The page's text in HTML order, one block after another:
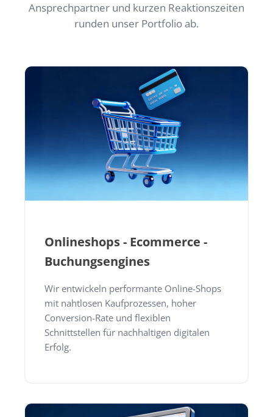
Ansprechpartner und kurzen Reaktionszeiten
runden unser Portfolio ab.
Onlineshops - Ecommerce -
Buchungsengines
Wir entwickeln performante Online-Shops
mit nahtlosen Kaufprozessen, hoher
Conversion-Rate und flexiblen
Schnittstellen für nachhaltigen digitalen
Erfolg.